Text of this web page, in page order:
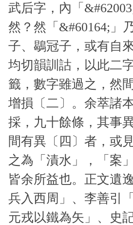
武后字，內「
然？然「&#60164;」
子、鶡冠子，或有自
均切韻訓詁，以此二
籤，數字雖過之，然
增損〔二〕。余萃諸
採，九十餘條，其事
間有異〔四〕者，或
之為「漬水」，「案
皆余所益也。正文遺
兵入西周」、李善引
元戎以鐵為矢」、史